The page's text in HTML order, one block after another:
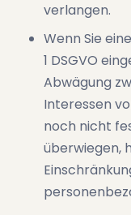
verlangen.
Wenn Sie
1 DSGVO
Abwägung
Interessen
noch nicht
überwiegen,